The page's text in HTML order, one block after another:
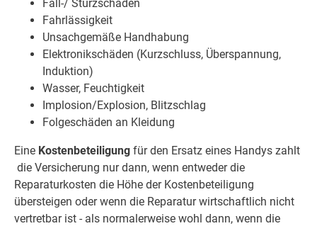
Fall-/ Sturzschäden
Fahrlässigkeit
Unsachgemäße Handhabung
Elektronikschäden (Kurzschluss, Überspannung,
Induktion)
Wasser, Feuchtigkeit
Implosion/Explosion, Blitzschlag
Folgeschäden an Kleidung
Eine Kostenbeteiligung für den Ersatz eines Handys zahlt
die Versicherung nur dann, wenn entweder die
Reparaturkosten die Höhe der Kostenbeteiligung
übersteigen oder wenn die Reparatur wirtschaftlich nicht
vertretbar ist - als normalerweise wohl dann, wenn die